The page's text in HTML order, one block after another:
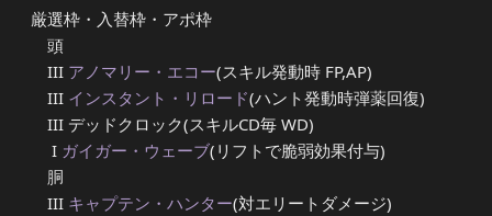
厳選枠・入替枠・アポ枠
頭
III アノマリー・エコー(スキル発動時 FP,AP)
III インスタント・リロード(ハント発動時弾薬回復)
III デッドクロック(スキルCD毎 WD)
I ガイガー・ウェーブ(リフトで脆弱効果付与)
胴
III キャプテン・ハンター(対エリートダメージ)